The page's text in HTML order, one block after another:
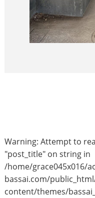
Warning: Attempt to
"post_title" on string in
/home/grace045x016/
bassai.com/
content/themes/